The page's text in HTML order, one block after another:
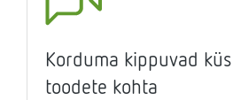
Korduma kippuvad
toodete kohta